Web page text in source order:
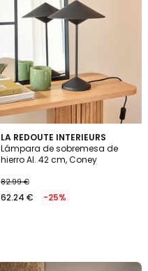
LA REDOUTE INTERIEURS
Lámpara de sobremesa de
hierro Al. 42 cm, Coney
82.99 €
62.24 € -25%